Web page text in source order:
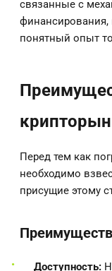
связанные с
финансирования,
понятный опыт
Перед тем как
необходимо
присущие этому
Доступность: